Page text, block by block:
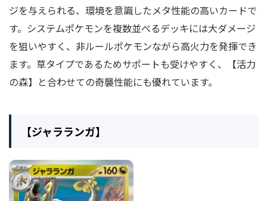
ジを与えられる、環境を意識したメタ性能の高いカードで
す。システムポケモンを複数並べるデッキには大ダメージ
を狙いやすく、非ルールポケモンながら高火力を発揮でき
ます。草タイプであるためサポートも受けやすく、【活力
の森】と合わせての奇襲性能にも優れています。
【ジャラランガ】